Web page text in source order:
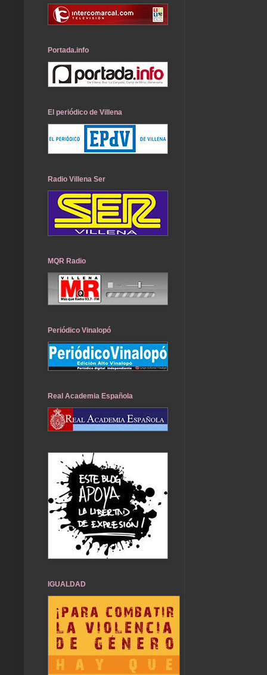
Portada.info
El periódico de Villena
Radio Villena Ser
MQR Radio
Periódico Vinalopó
Real Academia Española
IGUALDAD